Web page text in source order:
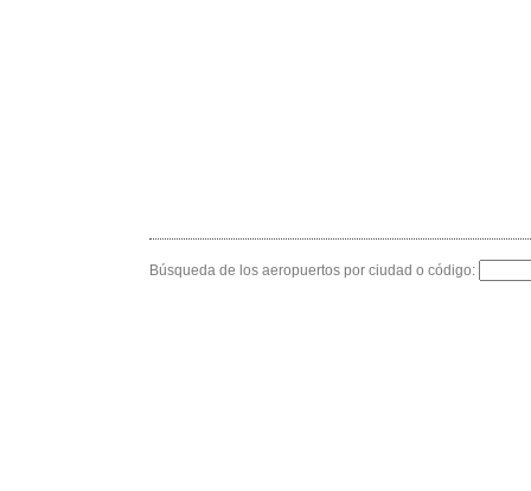
Búsqueda de los aeropuertos por ciudad o código: